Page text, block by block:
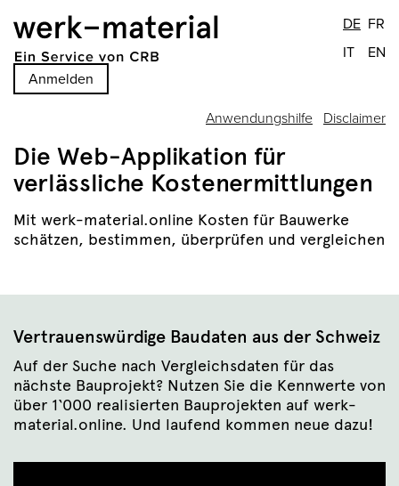
DE FR
IT
EN
Anmelden
Anwendungshilfe Disclaimer
Die Web-Applikation für
verlässliche Kostenermittlungen
Mit werk-material.online Kosten für Bauwerke
schätzen, bestimmen, überprüfen und vergleichen
Vertrauenswürdige Baudaten aus der Schweiz
Auf der Suche nach Vergleichsdaten für das
nächste Bauprojekt? Nutzen Sie die Kennwerte von
über 1‘000 realisierten Bauprojekten auf werk-
material.online. Und laufend kommen neue dazu!